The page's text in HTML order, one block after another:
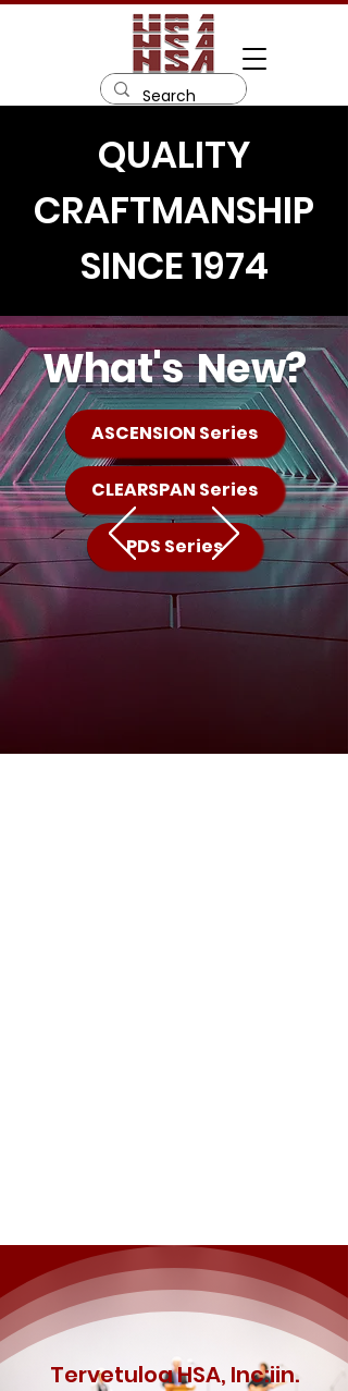
QUALITY
CRAFTMANSHIP
SINCE 1974
What'sNew?
ASCENSION Series
CLEARSPAN Series
PDS Series
Tervetuloa HSA, Inc:iin.